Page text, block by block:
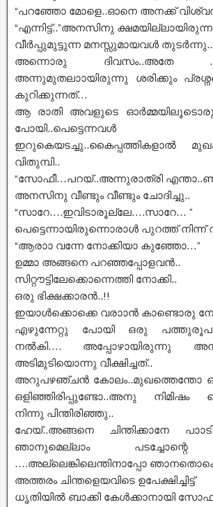
“പറഞ്ഞോ മോളെ..ഓനെ അനക്ക്
“എന്നിട്ട്..”അനസിനു
വീർപ്പുമുട്ടുന്ന മനസ്സുമായവൾ തുടർന്നു..
അന്നൊരു ദിവസം..അതേ
അന്നുമുതലാായിരുന്നു ശരിക്കും
കുറിക്കുന്നത്…
ആ രാതി അവളുടെ ഓർമ്മയിലൂടൊരു
ഇറുകെയടച്ചു..കൈപ്പത്തികളാൽ
വിതുമ്പി..
“സോഫീ…പറയ്..അന്നുരാത്രി
അനസിനു വീണ്ടും വീണ്ടും ചോദിച്ചു..
“സാറേ….ഇവിടാരൂല്ലേ….സാറേ… ”
പെട്ടെന്നായിരുന്നൊരാൾ പുറത്ത് നിന്ന്
“ആരാാ വന്നേ നോക്കിയാ കുഞ്ഞോ…”
ഉമ്മാ അങ്ങനെ പറഞ്ഞപ്പോളവൻ..
സിറ്റൗട്ടിലേക്കൊന്നെത്തി നോക്കി..
ഒരു ഭിക്ഷക്കാരൻ..!!
ഇയാൾക്കൊക്കെ വരാാൻ കാണ്ടൊരു
എഴുന്നേറ്റു പോയി ഒരു പത്തുരൂപാ
നൽകി…. അപ്പോഴായിരുന്നു
അടിമുടിയൊന്നു വീക്ഷിച്ചത്..
അറുപഴഞ്ചൻ കോലം..മുഖത്തെന്തോ
ഒളിഞ്ഞിരിപ്പുണ്ടോ..അനു നിമിഷം
നിന്നു പിന്തിരിഞ്ഞു..
ഹേയ്..അങ്ങനെ ചിന്തിക്കാനേ
ഞാനുമെല്ലാം പടച്ചോന്റെ
‌….അല്ലെങ്കിലെന്തിനാപ്പോ
അത്തരം ചിന്തളെയവിടെ ഉപേക്ഷിച്ചിട്ട്
ധൃതിയിൽ ബാക്കി കേൾക്കാനായി‌